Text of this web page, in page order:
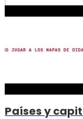
Países y